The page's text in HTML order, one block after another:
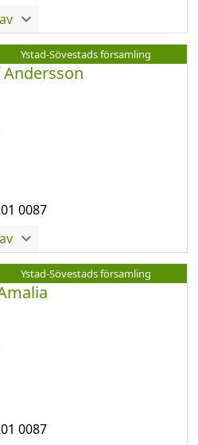
Ystad-Sövestads församling
0087
Ystad-Sövestads församling
0087